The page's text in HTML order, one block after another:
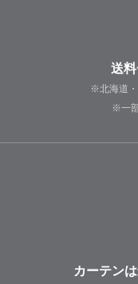
送料
※北海道・
※一
カーテン